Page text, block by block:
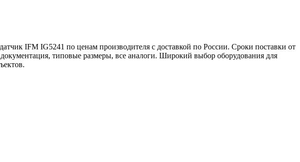
IFM IG5241 по ценам производителя с доставкой по России. Сроки поставки от
типовые размеры, все аналоги. Широкий выбор оборудования для